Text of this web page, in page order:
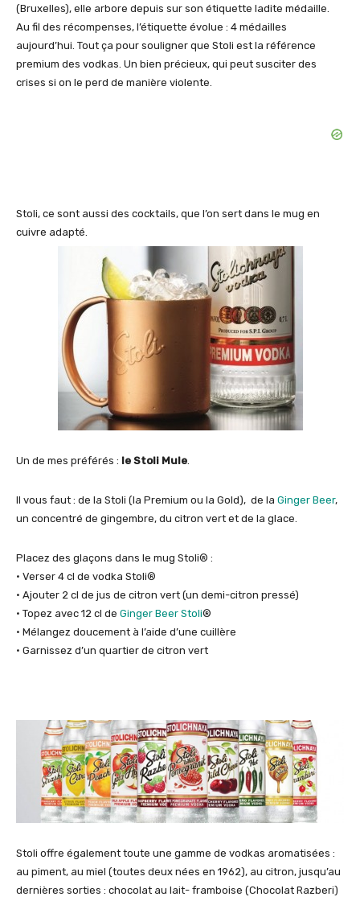
(Bruxelles), elle arbore depuis sur son étiquette ladite médaille.
Au fil des récompenses, l’étiquette évolue : 4 médailles
aujourd’hui. Tout ça pour souligner que Stoli est la référence
premium des vodkas. Un bien précieux, qui peut susciter des
crises si on le perd de manière violente.
Stoli, ce sont aussi des cocktails, que l’on sert dans le mug en
cuivre adapté.
Un de mes préférés : le Stoli Mule.
Il vous faut : de la Stoli (la Premium ou la Gold), de la Ginger Beer,
un concentré de gingembre, du citron vert et de la glace.
Placez des glaçons dans le mug Stoli® :
• Verser 4 cl de vodka Stoli®
• Ajouter 2 cl de jus de citron vert (un demi-citron pressé)
• Topez avec 12 cl de Ginger Beer Stoli®
• Mélangez doucement à l’aide d’une cuillère
• Garnissez d’un quartier de citron vert
Stoli offre également toute une gamme de vodkas aromatisées :
au piment, au miel (toutes deux nées en 1962), au citron, jusqu’au
dernières sorties : chocolat au lait- framboise (Chocolat Razberi)